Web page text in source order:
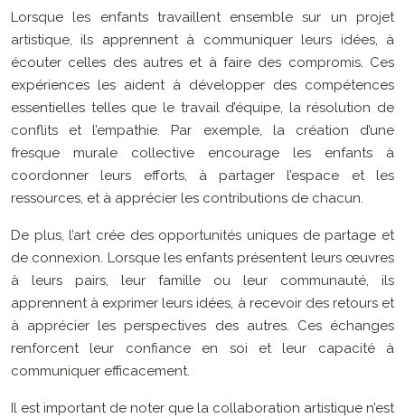
Lorsque les enfants travaillent ensemble sur un projet
artistique, ils apprennent à communiquer leurs idées, à
écouter celles des autres et à faire des compromis. Ces
expériences les aident à développer des compétences
essentielles telles que le travail d’équipe, la résolution de
conflits et l’empathie. Par exemple, la création d’une
fresque murale collective encourage les enfants à
coordonner leurs efforts, à partager l’espace et les
ressources, et à apprécier les contributions de chacun.
De plus, l’art crée des opportunités uniques de partage et
de connexion. Lorsque les enfants présentent leurs œuvres
à leurs pairs, leur famille ou leur communauté, ils
apprennent à exprimer leurs idées, à recevoir des retours et
à apprécier les perspectives des autres. Ces échanges
renforcent leur confiance en soi et leur capacité à
communiquer efficacement.
Il est important de noter que la collaboration artistique n’est